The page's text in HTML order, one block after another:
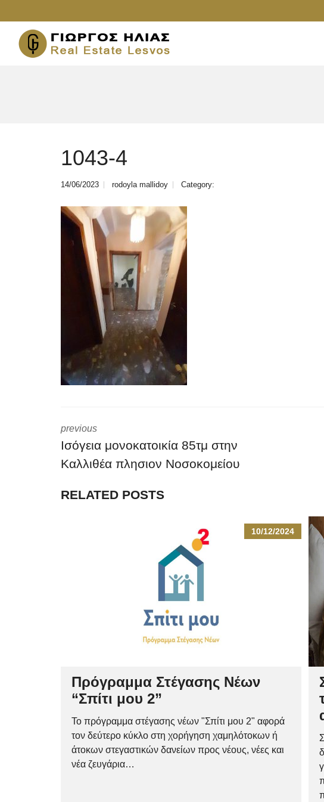
1043-4
14/06/2023 rodoyla mallidoy Category:
previous
Ισόγεια μονοκατοικία 85τμ στην
Καλλιθέα πλησιον Νοσοκομείου
RELATED POSTS
10/12/2024
Πρόγραμμα Στέγασης Νέων
“Σπίτι μου 2”
Το πρόγραμμα στέγασης νέων "Σπίτι μου 2" αφορά
τον δεύτερο κύκλο στη χορήγηση χαμηλότοκων ή
άτοκων στεγαστικών δανείων προς νέους, νέες και
νέα ζευγάρια…